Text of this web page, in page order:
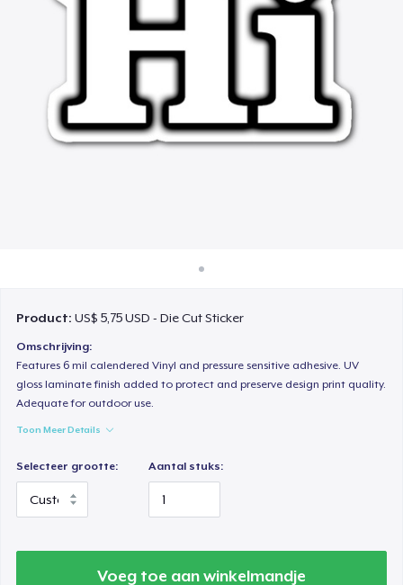
Product:US$ 5,75 USD - Die Cut Sticker
Omschrijving:
Features 6 mil calendered Vinyl and pressure sensitive adhesive. UV
gloss laminate finish added to protect and preserve design print quality.
Adequate for outdoor use.
Toon Meer Details
Selecteer grootte: Aantal stuks:
Voeg toe aan winkelmandje